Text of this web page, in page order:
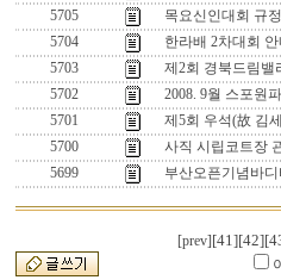
5705
목요신인대회 규
5704
한라배 2차대회
5703
제2회 경북드림밸
5702
2008. 9월 스포원
5701
제5회 우석(故 김
5700
사직 시립코트장
5699
부산오픈기념바
[prev] [41][42]